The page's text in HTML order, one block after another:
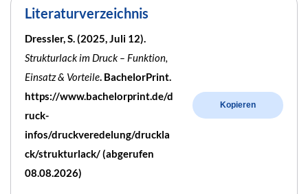
Literaturverzeichnis
Dressler, S. (2025, Juli 12).
Strukturlack im Druck – Funktion,
Einsatz & Vorteile. BachelorPrint.
https://www.bachelorprint.de/d
ruck-
infos/druckveredelung/druckla
ck/strukturlack/ (abgerufen
08.08.2026)
Kopieren